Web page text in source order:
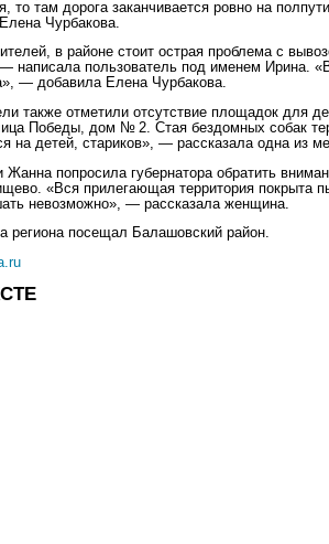
то там дорога заканчивается ровно на
Чурбакова.
в районе стоит острая проблема с
написала пользователь под именем Ирина.
— добавила Елена Чурбакова.
также отметили отсутствие площадок для
Победы, дом № 2. Стая бездомных собак
на детей, стариков», — рассказала одна из
Жанна попросила губернатора обратить
«Вся прилегающая территория покрыта
невозможно», — рассказала женщина.
региона посещал Балашовский район.